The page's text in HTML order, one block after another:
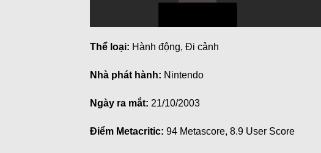
Thể loại: Hành động, Đi cảnh
Nhà phát hành: Nintendo
Ngày ra mắt: 21/10/2003
Điểm Metacritic: 94 Metascore, 8.9 User Score